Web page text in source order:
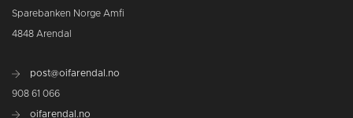
Sparebanken Norge Amfi
4848 Arendal
post@oifarendal.no
908 61 066
oifarendal.no